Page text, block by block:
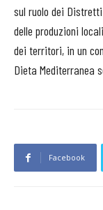
sul ruolo dei
delle produzioni
dei territori, in un
Dieta Mediterranea
Facebook